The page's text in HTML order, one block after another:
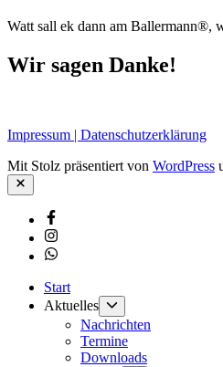
Watt sall ek dann am Ballermann®,
Wir sagen Danke!
Impressum | Datenschutzerklärung
Mit Stolz präsentiert von WordPress
Schließen
Facebook
Instagram
Whatsapp
Start
Aktuelles
anzeigen
Nachrichten
Termine
Downloads